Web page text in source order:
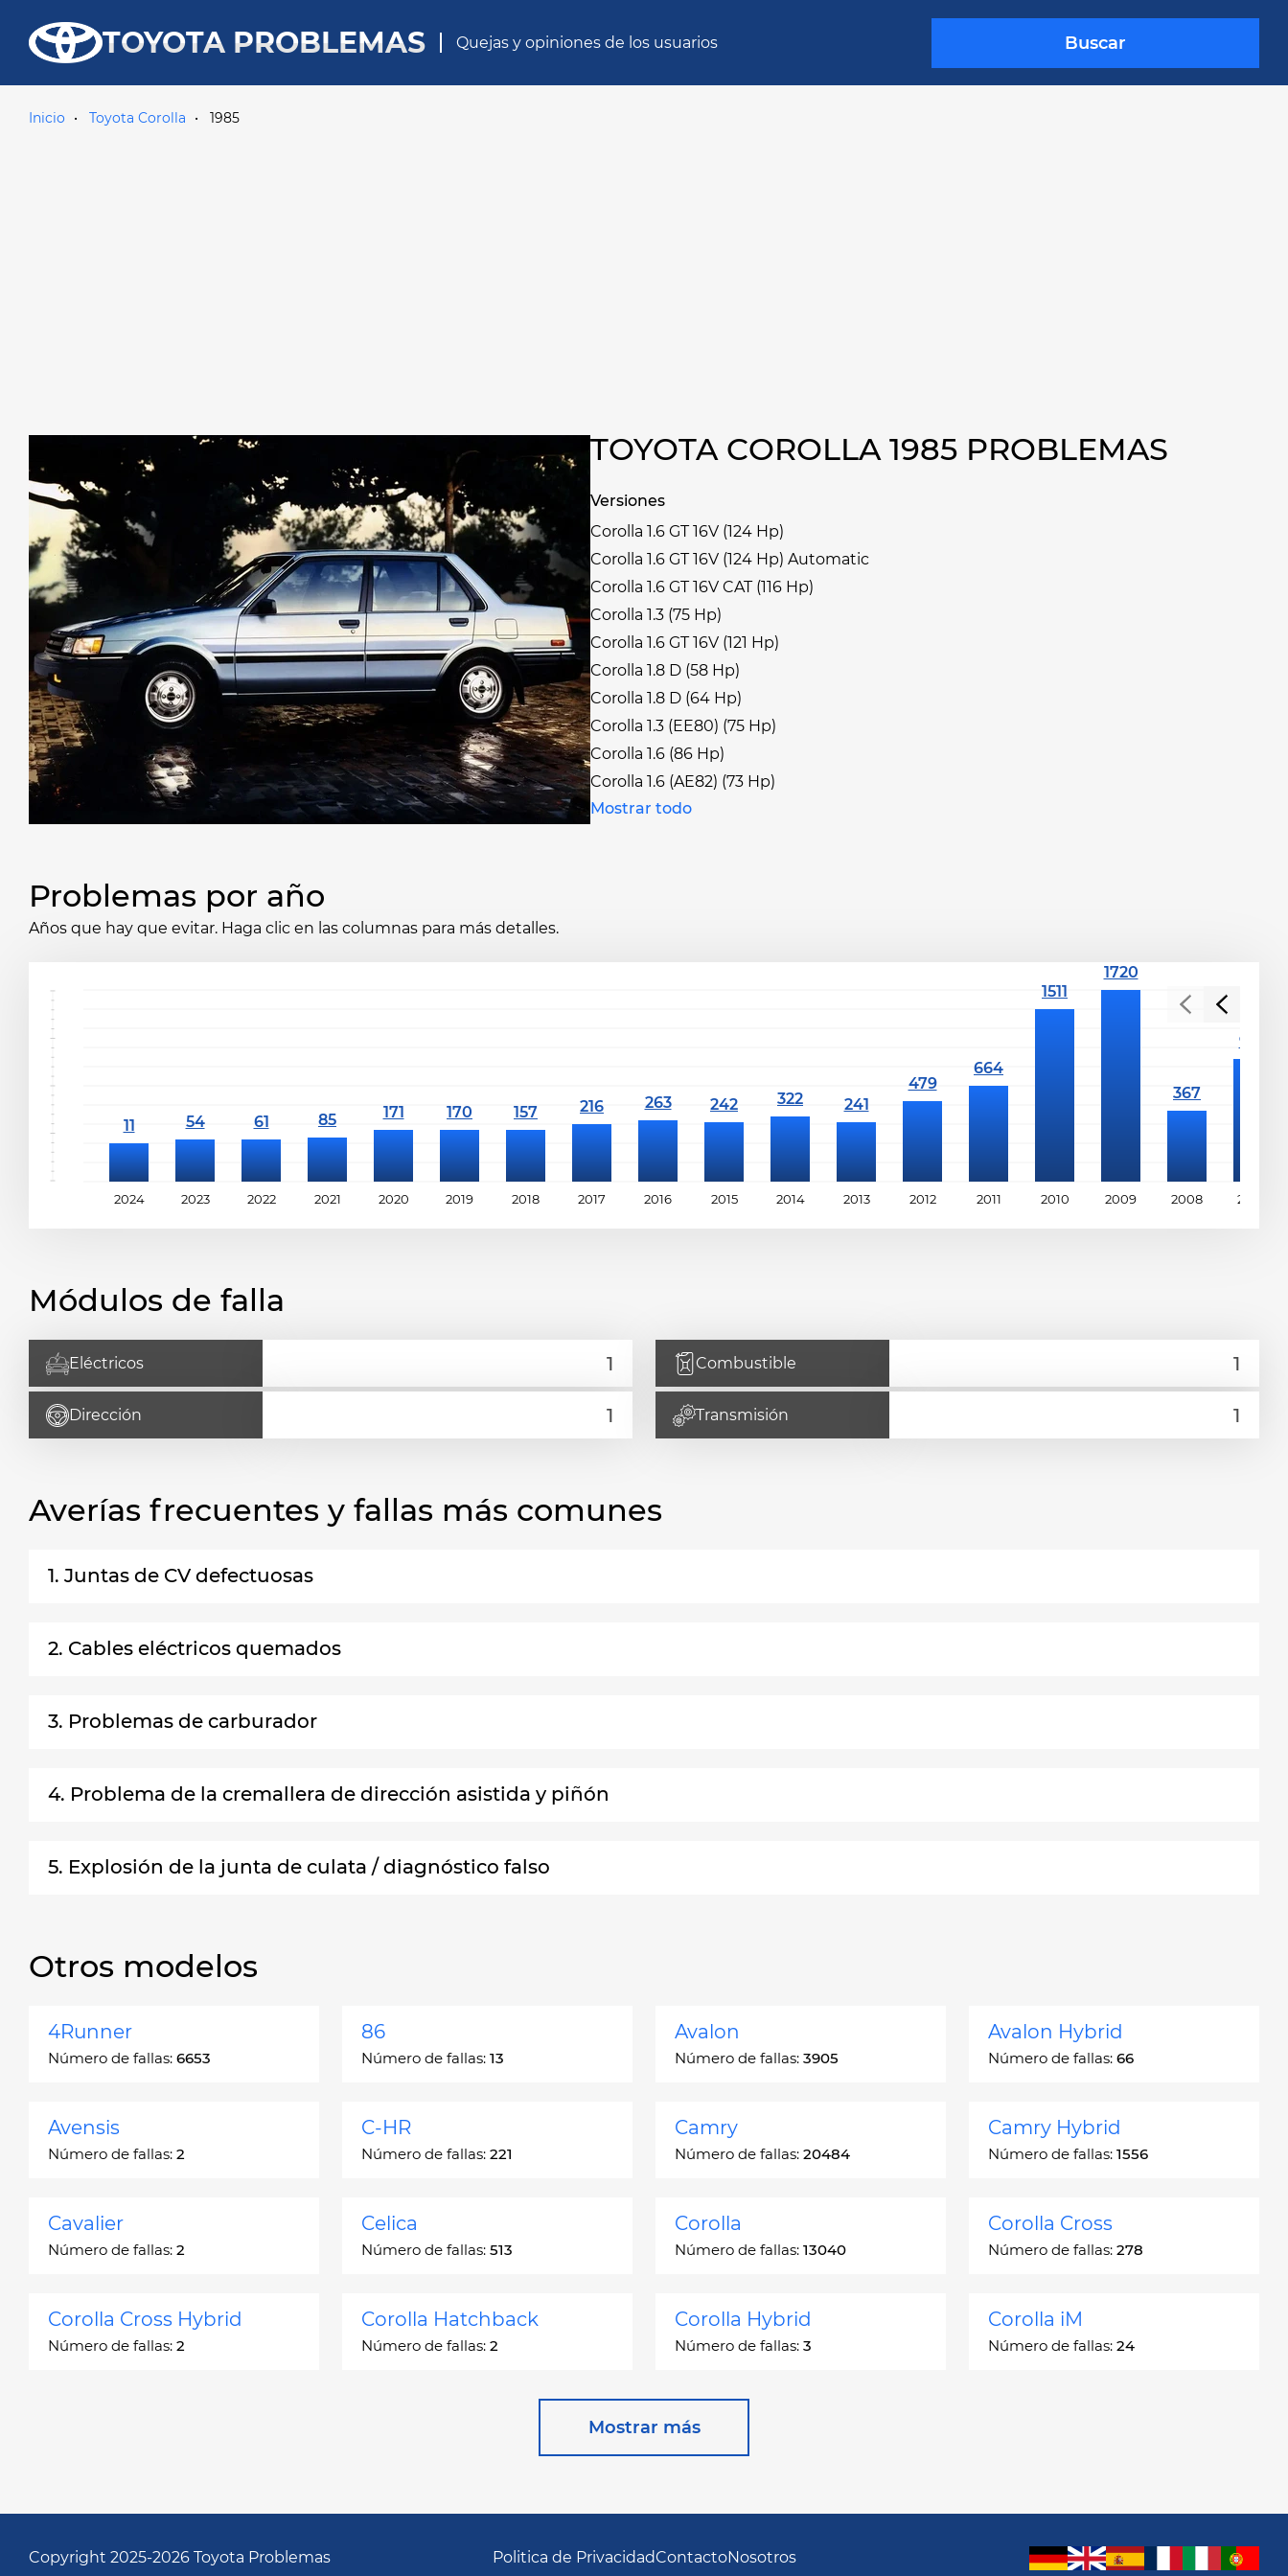
TOYOTA PROBLEMAS Quejas y opiniones de los usuarios Buscar
Inicio Toyota Corolla 1985
TOYOTA COROLLA 1985 PROBLEMAS
Versiones
Corolla 1.6 GT 16V (124 Hp)
Corolla 1.6 GT 16V (124 Hp) Automatic
Corolla 1.6 GT 16V CAT (116 Hp)
Corolla 1.3 (75 Hp)
Corolla 1.6 GT 16V (121 Hp)
Corolla 1.8 D (58 Hp)
Corolla 1.8 D (64 Hp)
Corolla 1.3 (EE80) (75 Hp)
Corolla 1.6 (86 Hp)
Corolla 1.6 (AE82) (73 Hp)
Mostrar todo
Problemas por año
Años que hay que evitar. Haga clic en las columnas para más detalles.
2024 2023 2022 2021 2020 2019 2018 2017 2016 2015 2014 2013 2012 2011 2010 2009 2008 2007
Módulos de falla
Eléctricos Combustible
Dirección Transmisión
Averías frecuentes y fallas más comunes
1. Juntas de CV defectuosas
2. Cables eléctricos quemados
3. Problemas de carburador
4. Problema de la cremallera de dirección asistida y piñón
5. Explosión de la junta de culata / diagnóstico falso
Otros modelos
4Runner
Número de fallas: 6653
86
Número de fallas: 13
Avalon
Número de fallas: 3905
Avalon Hybrid
Número de fallas: 66
Avensis
Número de fallas: 2
C-HR
Número de fallas: 221
Camry
Número de fallas: 20484
Camry Hybrid
Número de fallas: 1556
Cavalier
Número de fallas: 2
Celica
Número de fallas: 513
Corolla
Número de fallas: 13040
Corolla Cross
Número de fallas: 278
Corolla Cross Hybrid
Número de fallas: 2
Corolla Hatchback
Número de fallas: 2
Corolla Hybrid
Número de fallas: 3
Corolla iM
Número de fallas: 24
Cressida
Echo FJ Cruiser GR Corolla GR86
Mostrar más
Copyright 2025-2026 Toyota Problemas Politica de PrivacidadContactoNosotros